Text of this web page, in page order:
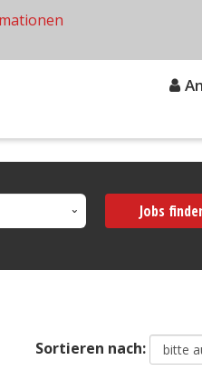
Jobs
Sortieren nach: